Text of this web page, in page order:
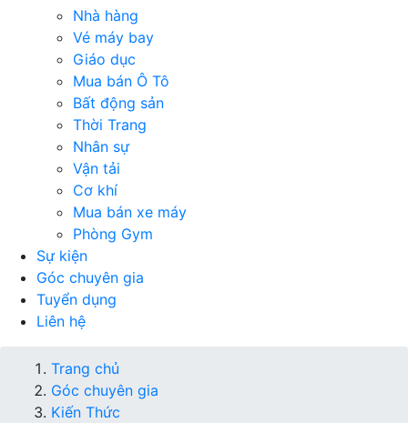
Nhà hàng
Vé máy bay
Giáo dục
Mua bán Ô Tô
Bất động sản
Thời Trang
Nhân sự
Vận tải
Cơ khí
Mua bán xe máy
Phòng Gym
Sự kiện
Góc chuyên gia
Tuyển dụng
Liên hệ
Trang chủ
Góc chuyên gia
Kiến Thức